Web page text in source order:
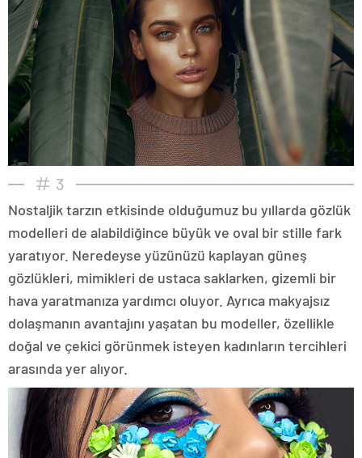
3
Nostaljik tarzın etkisinde olduğumuz bu yıllarda gözlük
modelleri de alabildiğince büyük ve oval bir stille fark
yaratıyor. Neredeyse yüzünüzü kaplayan güneş
gözlükleri, mimikleri de ustaca saklarken, gizemli bir
hava yaratmanıza yardımcı oluyor. Ayrıca makyajsız
dolaşmanın avantajını yaşatan bu modeller, özellikle
doğal ve çekici görünmek isteyen kadınların tercihleri
arasında yer alıyor.